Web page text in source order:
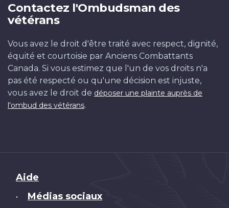
Contactez l'Ombudsman des
vétérans
Vous avez le droit d'être traité avec respect, dignité,
équité et courtoisie par Anciens Combattants
Canada. Si vous estimez que l'un de vos droits n'a
pas été respecté ou qu'une décision est injuste,
vous avez le droit de déposer une plainte auprès de
l'ombud des vétérans.
Brand
Aide
• Médias sociaux